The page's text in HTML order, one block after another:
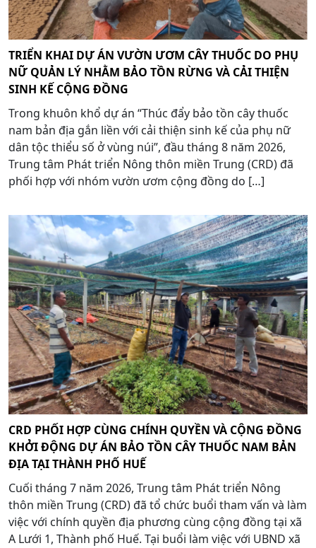
TRIỂN KHAI DỰ ÁN VƯỜN ƯƠM CÂY THUỐC DO PHỤ
NỮ QUẢN LÝ NHẰM BẢO TỒN RỪNG VÀ CẢI THIỆN
SINH KẾ CỘNG ĐỒNG
Trong khuôn khổ dự án “Thúc đẩy bảo tồn cây thuốc
nam bản địa gắn liền với cải thiện sinh kế của phụ nữ
dân tộc thiểu số ở vùng núi”, đầu tháng 8 năm 2026,
Trung tâm Phát triển Nông thôn miền Trung (CRD) đã
phối hợp với nhóm vườn ươm cộng đồng do […]
CRD PHỐI HỢP CÙNG CHÍNH QUYỀN VÀ CỘNG ĐỒNG
KHỞI ĐỘNG DỰ ÁN BẢO TỒN CÂY THUỐC NAM BẢN
ĐỊA TẠI THÀNH PHỐ HUẾ
Cuối tháng 7 năm 2026, Trung tâm Phát triển Nông
thôn miền Trung (CRD) đã tổ chức buổi tham vấn và làm
việc với chính quyền địa phương cùng cộng đồng tại xã
A Lưới 1, Thành phố Huế. Tại buổi làm việc với UBND xã